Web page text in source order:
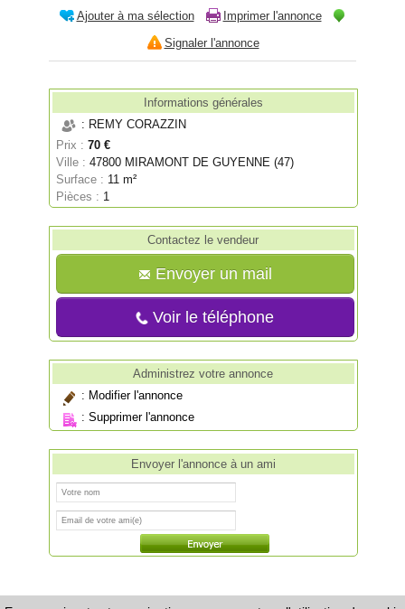
Ajouter à ma sélection
Imprimer l'annonce
Signaler l'annonce
Informations générales
: REMY CORAZZIN
Prix : 70 €
Ville :47800 MIRAMONT DE GUYENNE (47)
Surface : 11 m²
Pièces : 1
Contactez le vendeur
Envoyer un mail
Voir le téléphone
Administrez votre annonce
: Modifier l'annonce
:Supprimer l'annonce
Envoyer l'annonce à un ami